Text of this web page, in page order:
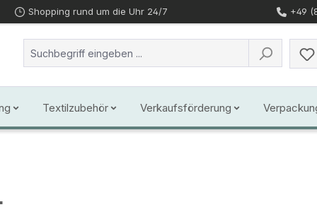
Shopping rund um die Uhr 24/7 +49
Textilzubehör Verkaufsförderung